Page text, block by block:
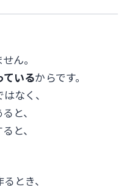
ん。
いるからです。
なく、
と、
と、
とき、